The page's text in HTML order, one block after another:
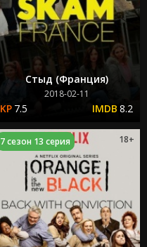
Стыд (Франция)
2018-02-11
7.5 8.2
7 сезон 13 серия 18+